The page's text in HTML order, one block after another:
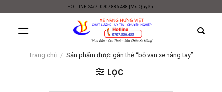
content
HOTLINE 24/7 : 0707.886.488 [Ms Quyên]
Trang chủ / Sản phẩm được gắn thẻ “bộ van xe nâng tay”
LỌC